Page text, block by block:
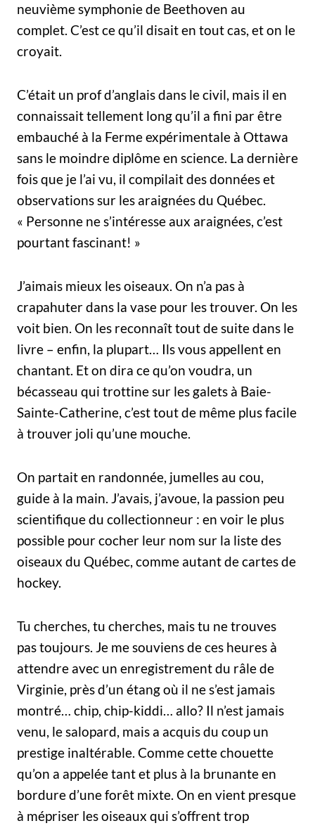
neuvième symphonie de Beethoven au
complet. C’est ce qu’il disait en tout cas, et on le
croyait.
C’était un prof d’anglais dans le civil, mais il en
connaissait tellement long qu’il a fini par être
embauché à la Ferme expérimentale à Ottawa
sans le moindre diplôme en science. La dernière
fois que je l’ai vu, il compilait des données et
observations sur les araignées du Québec.
« Personne ne s’intéresse aux araignées, c’est
pourtant fascinant! »
J’aimais mieux les oiseaux. On n’a pas à
crapahuter dans la vase pour les trouver. On les
voit bien. On les reconnaît tout de suite dans le
livre – enfin, la plupart… Ils vous appellent en
chantant. Et on dira ce qu’on voudra, un
bécasseau qui trottine sur les galets à Baie-
Sainte-Catherine, c’est tout de même plus facile
à trouver joli qu’une mouche.
On partait en randonnée, jumelles au cou,
guide à la main. J’avais, j’avoue, la passion peu
scientifique du collectionneur : en voir le plus
possible pour cocher leur nom sur la liste des
oiseaux du Québec, comme autant de cartes de
hockey.
Tu cherches, tu cherches, mais tu ne trouves
pas toujours. Je me souviens de ces heures à
attendre avec un enregistrement du râle de
Virginie, près d’un étang où il ne s’est jamais
montré… chip, chip-kiddi… allo? Il n’est jamais
venu, le salopard, mais a acquis du coup un
prestige inaltérable. Comme cette chouette
qu’on a appelée tant et plus à la brunante en
bordure d’une forêt mixte. On en vient presque
à mépriser les oiseaux qui s’offrent trop